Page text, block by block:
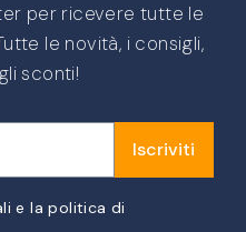
per ricevere tutte le
le novità, i consigli,
sconti!
Iscriviti
e la politica di